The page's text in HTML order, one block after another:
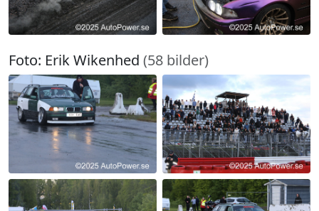
Foto: Erik Wikenhed (58 bilder)